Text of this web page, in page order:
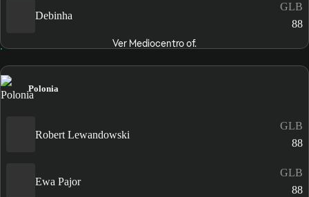
Debinha
GLB
88
Ver Mediocentro of.
Polonia
Robert Lewandowski
GLB
88
Ewa Pajor
GLB
88